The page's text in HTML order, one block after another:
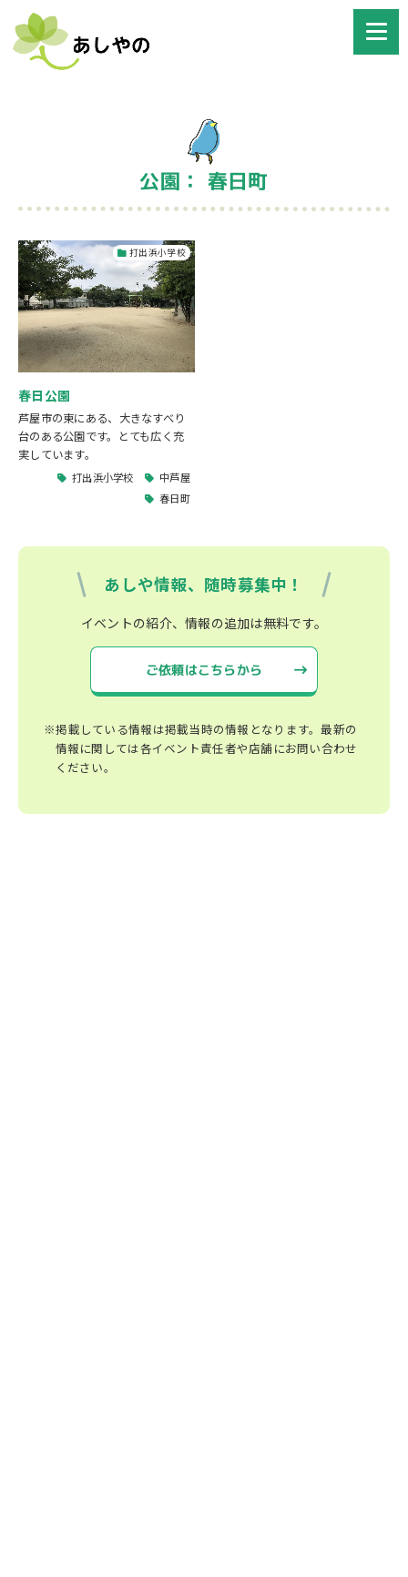
公園： 春日町
打出浜小学校
春日公園
芦屋市の東にある、大きなすべり
台のある公園です。とても広く充
実しています。
打出浜小学校
中芦屋
春日町
あしや情報、随時募集中！
イベントの紹介、情報の追加は無料です。
ご依頼はこちらから
※掲載している情報は掲載当時の情報となります。最新の
情報に関しては各イベント責任者や店舗にお問い合わせ
ください。